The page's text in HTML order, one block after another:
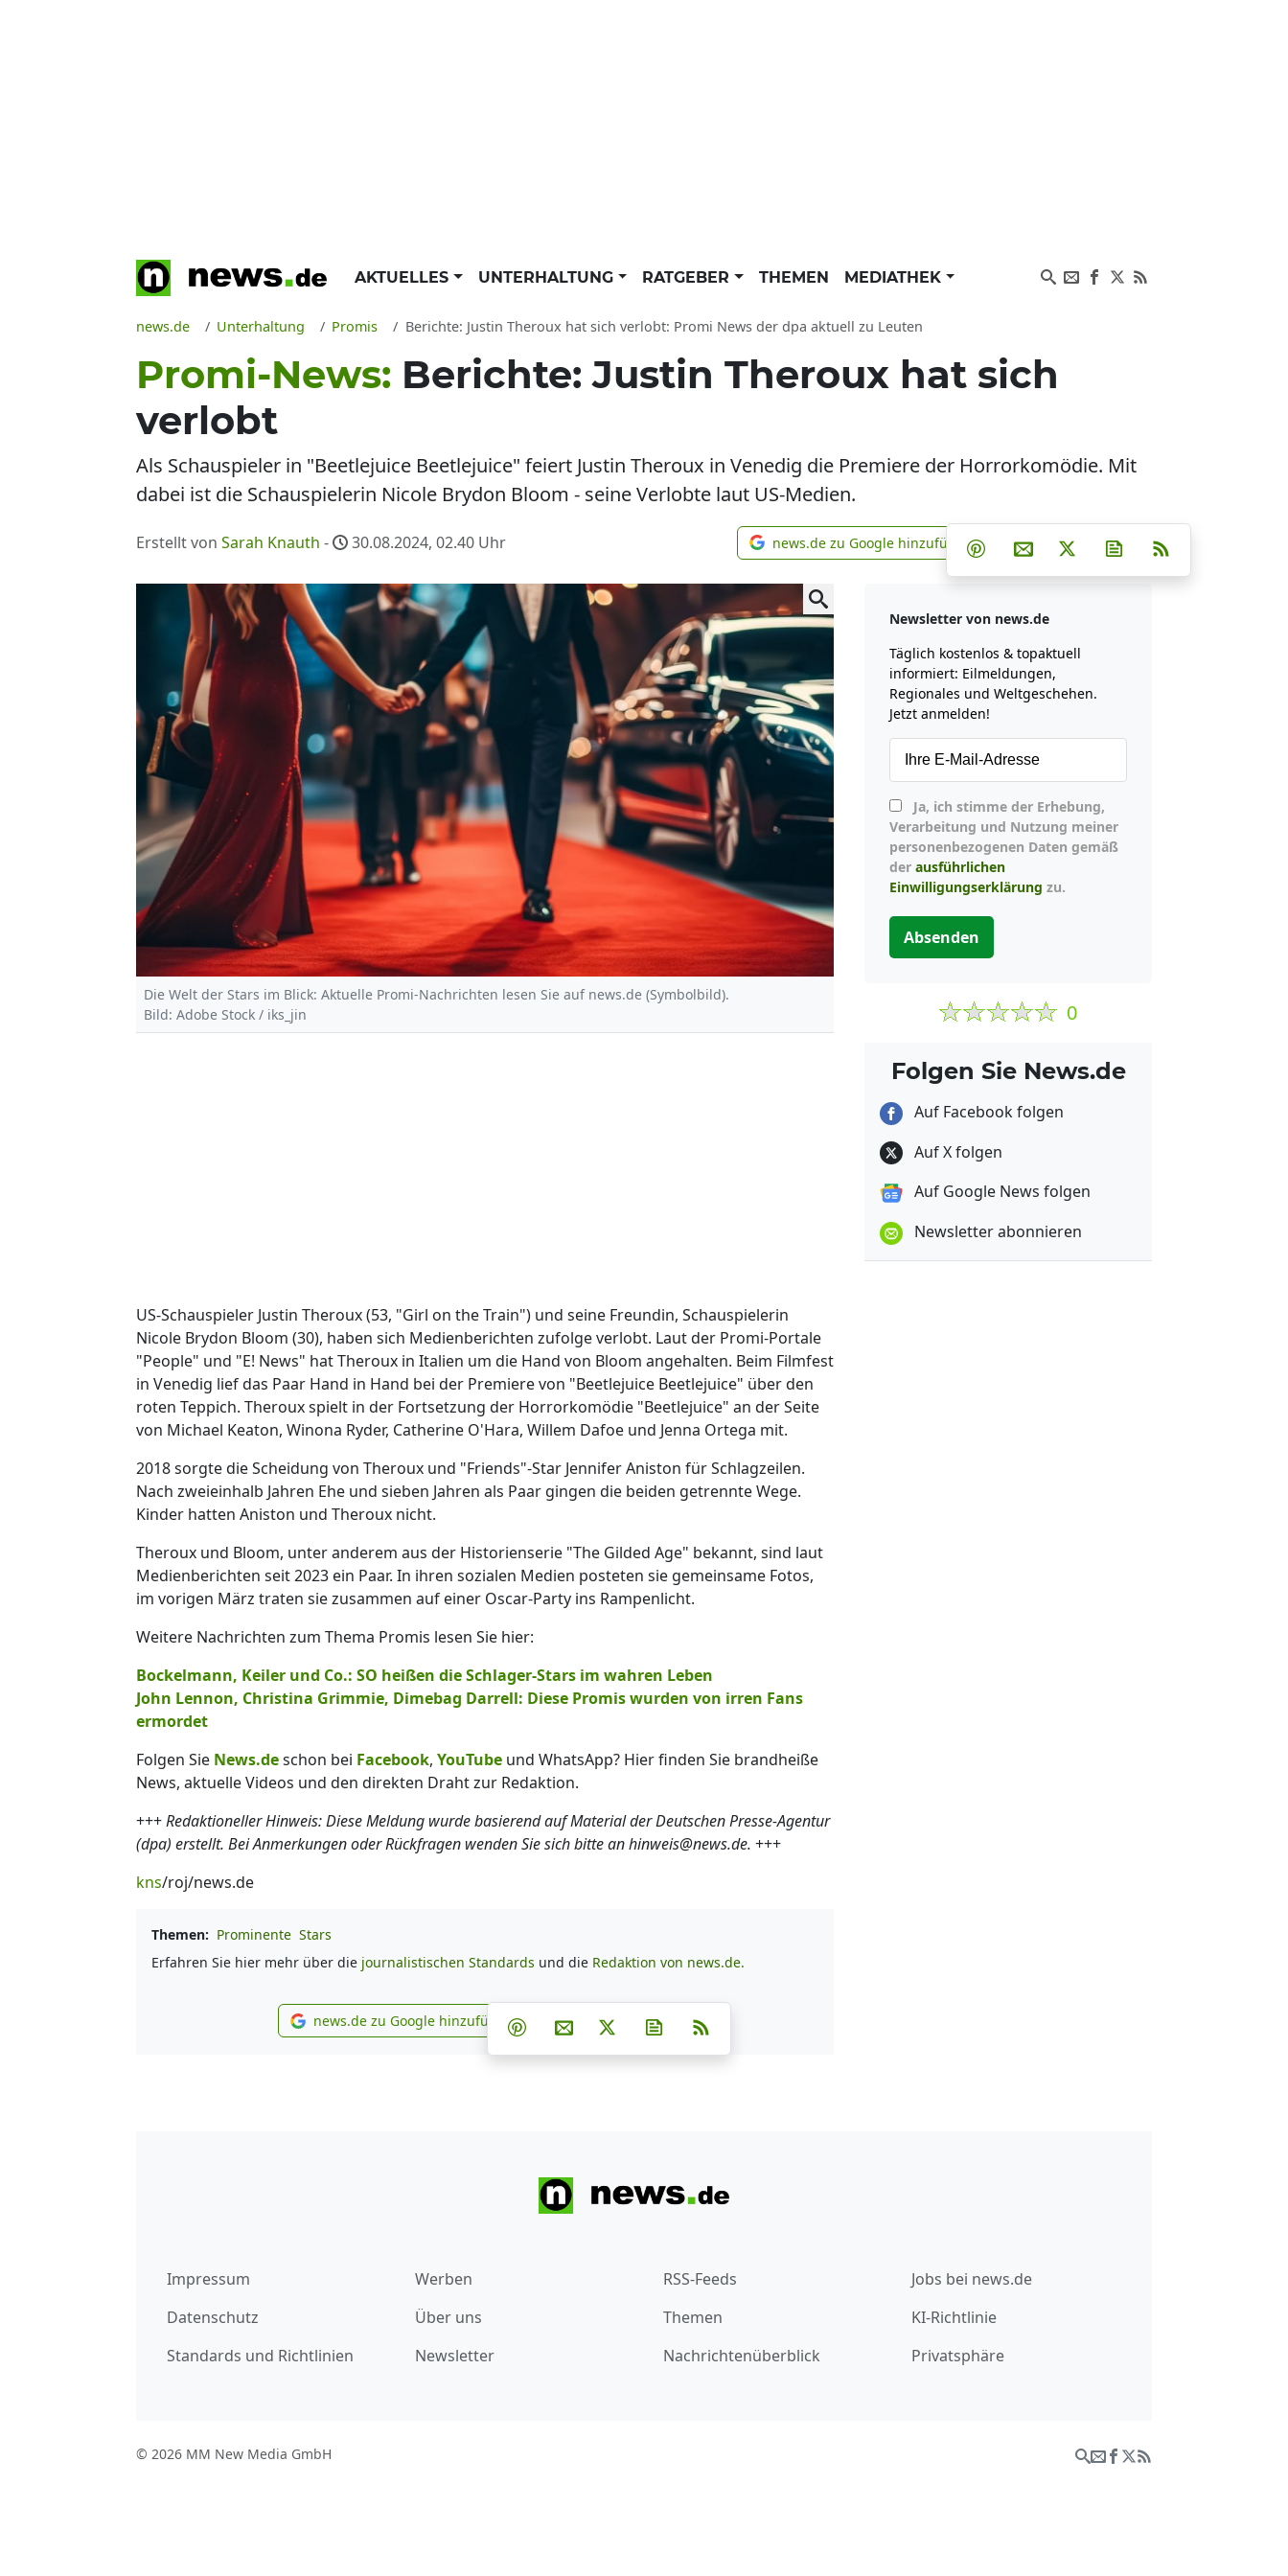
AKTUELLES UNTERHALTUNG RATGEBER THEMEN MEDIATHEK
news.de Unterhaltung Promis Berichte: Justin Theroux hat sich verlobt: Promi News der dpa aktuell zu Leuten
Promi-News: Berichte: Justin Theroux hat sich
verlobt
Als Schauspieler in "Beetlejuice Beetlejuice" feiert Justin Theroux in Venedig die Premiere der Horrorkomödie. Mit
dabei ist die Schauspielerin Nicole Brydon Bloom - seine Verlobte laut US-Medien.
Erstellt von Sarah Knauth - 30.08.2024, 02.40 Uhr news.de zu Google hinzufügen
news.de zu Google hinzufügen Teilen auf Facebook
Teilen auf Whatsapp
Teilen auf Telegram
Teilen auf Pinterest
Per E-Mail teilen
Post auf XNewsletter
Die Welt der Stars im Blick: Aktuelle Promi-Nachrichten lesen Sie auf news.de (Symbolbild).
Bild: Adobe Stock / iks_jin
US-Schauspieler Justin Theroux (53, "Girl on the Train") und seine Freundin, Schauspielerin
Nicole Brydon Bloom (30), haben sich Medienberichten zufolge verlobt. Laut der Promi-Portale
"People" und "E! News" hat Theroux in Italien um die Hand von Bloom angehalten. Beim Filmfest
in Venedig lief das Paar Hand in Hand bei der Premiere von "Beetlejuice Beetlejuice" über den
roten Teppich. Theroux spielt in der Fortsetzung der Horrorkomödie "Beetlejuice" an der Seite
von Michael Keaton, Winona Ryder, Catherine O'Hara, Willem Dafoe und Jenna Ortega mit.
2018 sorgte die Scheidung von Theroux und "Friends"-Star Jennifer Aniston für Schlagzeilen.
Nach zweieinhalb Jahren Ehe und sieben Jahren als Paar gingen die beiden getrennte Wege.
Kinder hatten Aniston und Theroux nicht.
Theroux und Bloom, unter anderem aus der Historienserie "The Gilded Age" bekannt, sind laut
Medienberichten seit 2023 ein Paar. In ihren sozialen Medien posteten sie gemeinsame Fotos,
im vorigen März traten sie zusammen auf einer Oscar-Party ins Rampenlicht.
Weitere Nachrichten zum Thema Promis lesen Sie hier:
Bockelmann, Keiler und Co.: SO heißen die Schlager-Stars im wahren Leben
John Lennon, Christina Grimmie, Dimebag Darrell: Diese Promis wurden von irren Fans
ermordet
Folgen Sie News.deschon bei Facebook, YouTube und WhatsApp? Hier finden Sie brandheiße
News, aktuelle Videos und den direkten Draht zur Redaktion.
+++Redaktioneller Hinweis: Diese Meldung wurde basierend auf Material der Deutschen Presse-Agentur
(dpa) erstellt. Bei Anmerkungen oder Rückfragen wenden Sie sich bitte an hinweis@news.de. +++
kns/roj/news.de
Themen: Prominente Stars
Erfahren Sie hier mehr über die journalistischen Standards und die Redaktion von news.de.
news.de zu Google hinzufügen
news.de zu Google hinzufügen Teilen auf Facebook
Teilen auf Whatsapp
Teilen auf Telegram
Teilen auf Pinterest
Per E-Mail teilen
Post auf XNewsletter abonnieren
Newsletter von news.de
Täglich kostenlos & topaktuell
informiert: Eilmeldungen,
Regionales und Weltgeschehen.
Jetzt anmelden!
Verarbeitung und Nutzung meiner
personenbezogenen Daten gemäß
der ausführlichen
Einwilligungserklärung zu.
Absenden
0
Folgen Sie News.de
Auf Facebook folgen
Auf X folgen
Auf Google News folgen
Newsletter abonnieren
Impressum
Datenschutz
Standards und Richtlinien
Werben
Über uns
Newsletter
RSS-Feeds
Themen
Nachrichtenüberblick
Jobs bei news.de
KI-Richtlinie
Privatsphäre
© 2026 MM New Media GmbH